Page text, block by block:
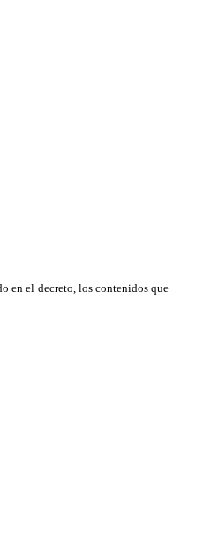
en el decreto, los contenidos que